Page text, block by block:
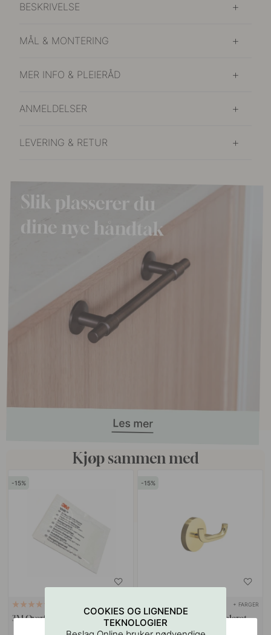
BESKRIVELSE
MÅL & MONTERING
MER INFO & PLEIERÅD
ANMELDELSER
LEVERING & RETUR
Kjøp sammen med
15
3M Overflaterensserviett
15
+ FARGER
Dobbelknagg Calm - Poleret
Messing
COOKIES OG LIGNENDE
TEKNOLOGIER